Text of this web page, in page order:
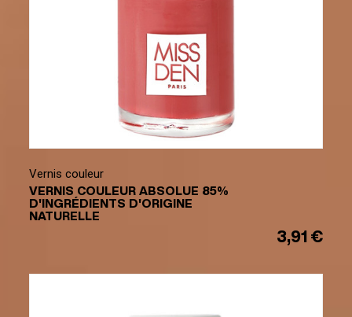
Vernis couleur
VERNIS COULEUR ABSOLUE 85%
D'INGRÉDIENTS D'ORIGINE
NATURELLE
3,91 €